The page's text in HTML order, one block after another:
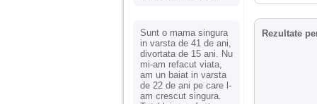
Sunt o mama singura
in varsta de 41 de ani,
divortata de 15 ani. Nu
mi-am refacut viata,
am un baiat in varsta
de 22 de ani pe care l-
am crescut singura.
Rezultate